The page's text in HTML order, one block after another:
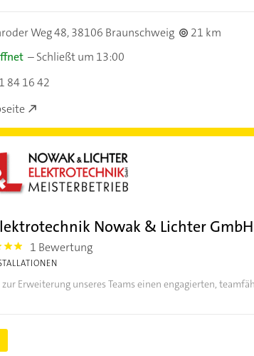
Weg 48,38106 Braunschweig
21 km
–Schließt um 13:00
84 16 42
Nowak & Lichter GmbH
1 Bewertung
Erweiterung unseres Teams einen engagierten,